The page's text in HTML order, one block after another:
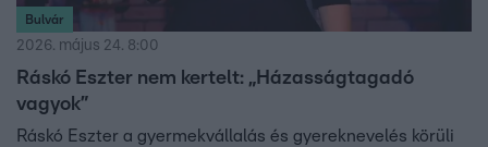
Bulvár
2026. május 24. 8:00
Ráskó Eszter nem kertelt: „Házasságtagadó
vagyok”
Ráskó Eszter a gyermekvállalás és gyereknevelés körüli